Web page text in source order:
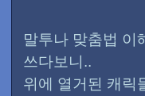
말투나 맞춤법 이
쓰다보니..
위에 열거된 캐릭